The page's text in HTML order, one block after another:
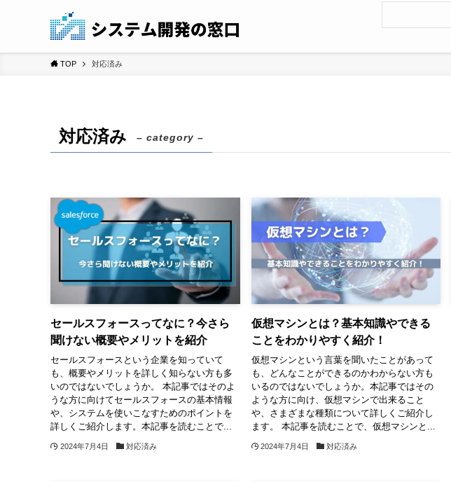
TOP 対応済み
対応済み – category –
セールスフォースってなに？今さら
聞けない概要やメリットを紹介
セールスフォースという企業を知っていて
も、概要やメリットを詳しく知らない方も多
いのではないでしょうか。 本記事ではそのよ
うな方に向けてセールスフォースの基本情報
や、システムを使いこなすためのポイントを
詳しくご紹介します。本記事を読むことで...
2024年7月4日 対応済み
仮想マシンとは？基本知識やできる
ことをわかりやすく紹介！
仮想マシンという言葉を聞いたことがあって
も、どんなことができるのかわからない方も
いるのではないでしょうか。本記事ではその
ような方に向け、仮想マシンで出来ること
や、さまざまな種類について詳しくご紹介し
ます。 本記事を読むことで、仮想マシンと...
2024年7月4日 対応済み